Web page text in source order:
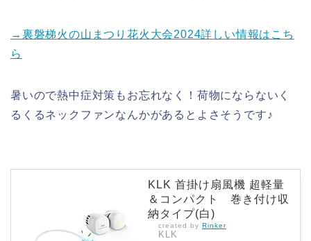
→裏磐梯火の山まつり花火大会2024詳しい情報はこち
ら
暑いので熱中症対策もお忘れなく！荷物にならないく
るくるネックファンなんかがあるとよさそうです♪
KLK 首掛け扇風機 超軽量
＆コンパクト 巻き付け収
納タイプ(白)
created by Rinker
KLK